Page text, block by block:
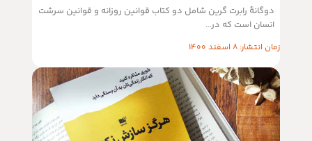
دوگانهٔ رابرت گرین شامل دو کتاب قوانین روزانه و قوانین سرشت
انسان است که در...
زمان انتشار: 8 اسفند 1400